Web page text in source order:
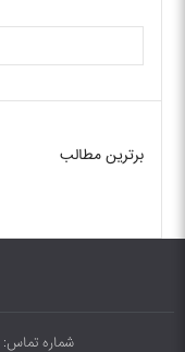
برترین مطالب
شماره تماس: ۲۶۲۱۲۳۸۵ ۰۲۱ فکس: ۲۶۲۱۲۳۸۴ ۰۲۱